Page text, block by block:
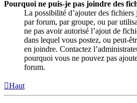
Pourquoi ne puis-je pas joindre des
La possibilité d’ajouter des fichiers
par forum, par groupe, ou par
ne pas avoir autorisé l’ajout de
dans lequel vous postez, ou peut-
en joindre. Contactez
pourquoi vous ne pouvez pas
forum.
Haut